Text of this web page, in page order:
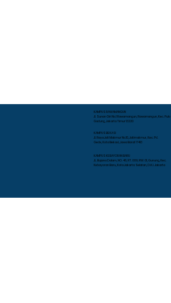
KAMPUS RAWAMANGUN
Jl. Sunan Giri No.1 Rawamangun, Rawamangun, Kec. Pulo
Gadung, Jakarta Timur 13220
KAMPUS BEKASI
Jl. Raya Jati Makmur No.10, Jatimakmur, Kec. Pd.
Gede, Kota Bekasi, Jawa Barat 17413
KAMPUS KEBAYORAN BARU
JL. Bujana Dalam, NO. 48, RT. 009, RW. 01, Gunung, Kec.
Kebayoran Baru, Kota Jakarta Selatan, D.K.I. Jakarta